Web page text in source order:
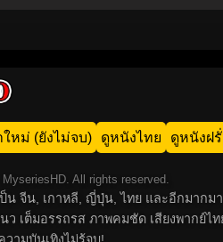
หม่ (ยังไม่จบ) ดูหนังไทย ดูหนังฝรั่
All rights reserved.
จีน, เกาหลี, ญี่ปุ่น, ไทย และอีกมา
ต็มอรรถรส ภาพคมชัด เสียงพากย์ไ
วามบันเทิงไม่รู้จบ!